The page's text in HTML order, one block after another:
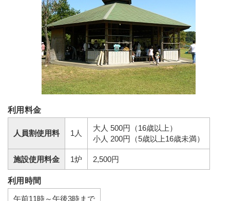
利用料金
人員割使用料 1人
大人 500円（16歳以上）
小人 200円（5歳以上16歳未満）
施設使用料金 1炉 2,500円
利用時間
午前11時～午後3時まで